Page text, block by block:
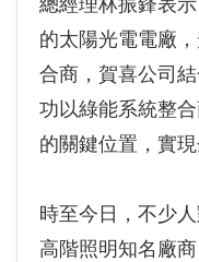
總經理林振鋒表
的太陽光電電廠
合商，賀喜公司
功以綠能系統整
的關鍵位置，實
時至今日，不少
高階照明知名廠